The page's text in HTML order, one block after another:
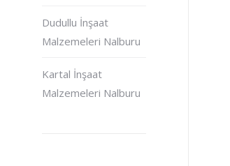
Dudullu İnşaat
Malzemeleri Nalburu
Kartal İnşaat
Malzemeleri Nalburu